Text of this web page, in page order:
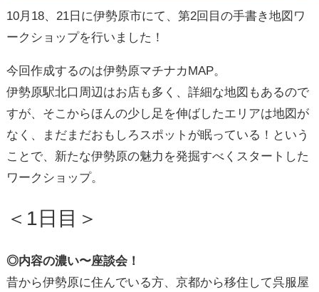
10月18、21日に伊勢原市にて、第2回目の手書き地図ワ
ークショップを行いました！
今回作成するのは伊勢原マチナカMAP。
伊勢原駅北口周辺はお店も多く、詳細な地図もあるので
すが、そこからほんの少し足を伸ばしたエリアは地図が
なく、まだまだおもしろスポットが眠っている！という
ことで、新たな伊勢原の魅力を発掘すべくスタートした
ワークショップ。
＜1日目＞
◎内容の濃い〜座談会！
昔から伊勢原に住んでいる方、京都から移住して呉服屋